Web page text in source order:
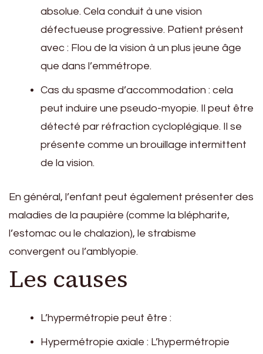
absolue. Cela conduit à une vision
défectueuse progressive. Patient présent
avec : Flou de la vision à un plus jeune âge
que dans l’emmétrope.
Cas du spasme d’accommodation : cela
peut induire une pseudo-myopie. Il peut être
détecté par réfraction cycloplégique. Il se
présente comme un brouillage intermittent
de la vision.
En général, l’enfant peut également présenter des
maladies de la paupière (comme la blépharite,
l’estomac ou le chalazion), le strabisme
convergent ou l’amblyopie.
Les causes
L’hypermétropie peut être :
Hypermétropie axiale : L’hypermétropie